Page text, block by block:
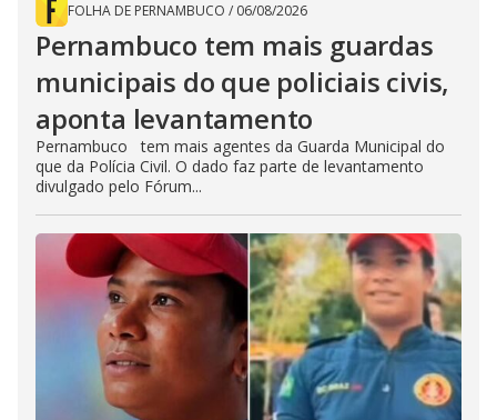
FOLHA DE PERNAMBUCO / 06/08/2026
Pernambuco tem mais guardas
municipais do que policiais civis,
aponta levantamento
Pernambuco tem mais agentes da Guarda Municipal do
que da Polícia Civil. O dado faz parte de levantamento
divulgado pelo Fórum...